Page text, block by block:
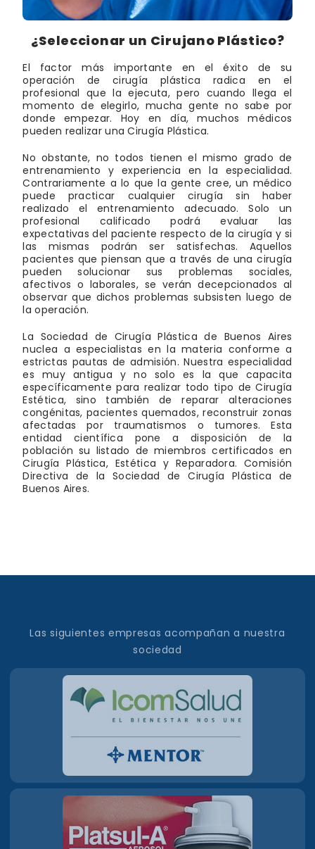
¿Seleccionar un Cirujano Plástico?
El factor más importante en el éxito de su
operación de cirugía plástica radica en el
profesional que la ejecuta, pero cuando llega el
momento de elegirlo, mucha gente no sabe por
donde empezar. Hoy en día, muchos médicos
pueden realizar una Cirugía Plástica.
No obstante, no todos tienen el mismo grado de
entrenamiento y experiencia en la especialidad.
Contrariamente a lo que la gente cree, un médico
puede practicar cualquier cirugía sin haber
realizado el entrenamiento adecuado. Solo un
profesional calificado podrá evaluar las
expectativas del paciente respecto de la cirugía y si
las mismas podrán ser satisfechas. Aquellos
pacientes que piensan que a través de una cirugía
pueden solucionar sus problemas sociales,
afectivos o laborales, se verán decepcionados al
observar que dichos problemas subsisten luego de
la operación.
La Sociedad de Cirugía Plástica de Buenos Aires
nuclea a especialistas en la materia conforme a
estrictas pautas de admisión. Nuestra especialidad
es muy antigua y no solo es la que capacita
específicamente para realizar todo tipo de Cirugía
Estética, sino también de reparar alteraciones
congénitas, pacientes quemados, reconstruir zonas
afectadas por traumatismos o tumores. Esta
entidad científica pone a disposición de la
población su listado de miembros certificados en
Cirugía Plástica, Estética y Reparadora. Comisión
Directiva de la Sociedad de Cirugía Plástica de
Buenos Aires.
Las siguientes empresas acompañan a nuestra
sociedad